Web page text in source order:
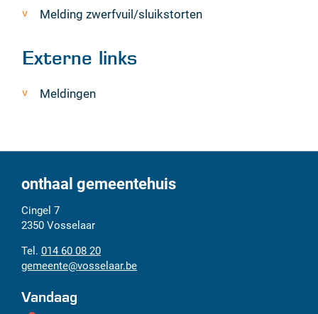
Melding zwerfvuil/sluikstorten
Externe links
Meldingen
onthaal gemeentehuis
Adres
Cingel 7
2350 Vosselaar
Tel.
014 60 08 20
E-
mail
gemeente@vosselaar.be
Vandaag